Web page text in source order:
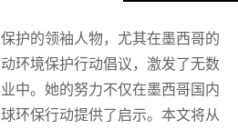
护的领袖人物，尤其在墨西哥的
环境保护行动倡议，激发了无数
中。她的努力不仅在墨西哥国内
环保行动提供了启示。本文将从